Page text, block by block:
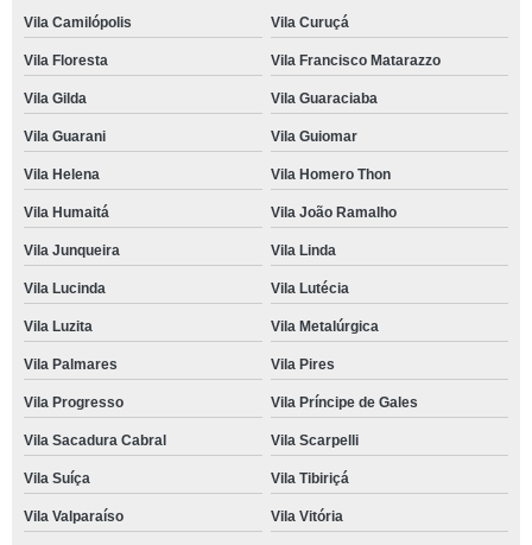
Vila Camilópolis Vila Curuçá
Vila Floresta Vila Francisco Matarazzo
Vila Gilda Vila Guaraciaba
Vila Guarani Vila Guiomar
Vila Helena Vila Homero Thon
Vila Humaitá Vila João Ramalho
Vila Junqueira Vila Linda
Vila Lucinda Vila Lutécia
Vila Luzita Vila Metalúrgica
Vila Palmares Vila Pires
Vila Progresso Vila Príncipe de Gales
Vila Sacadura Cabral Vila Scarpelli
Vila Suíça Vila Tibiriçá
Vila Valparaíso Vila Vitória